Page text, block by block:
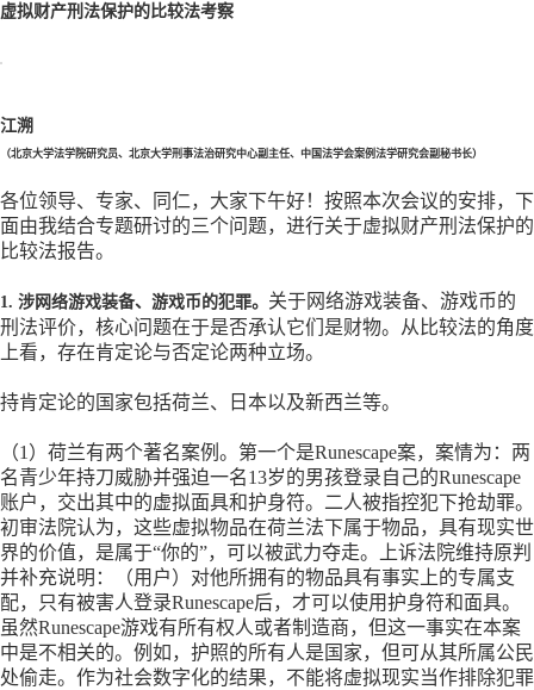
虚拟财产刑法保护的比较法考察
江溯
（北京大学法学院研究员、北京大学刑事法治研究中心副主任、中国法学会案例法学研究会副秘书长）
各位领导、专家、同仁，大家下午好！按照本次会议的安排，下
面由我结合专题研讨的三个问题，进行关于虚拟财产刑法保护的
比较法报告。
1. 涉网络游戏装备、游戏币的犯罪。 关于网络游戏装备、游戏币的
刑法评价，核心问题在于是否承认它们是财物。从比较法的角度
上看，存在肯定论与否定论两种立场。
持肯定论的国家包括荷兰、日本以及新西兰等。
（1）荷兰有两个著名案例。第一个是Runescape案，案情为：两
名青少年持刀威胁并强迫一名13岁的男孩登录自己的Runescape
账户，交出其中的虚拟面具和护身符。二人被指控犯下抢劫罪。
初审法院认为，这些虚拟物品在荷兰法下属于物品，具有现实世
界的价值，是属于“你的”，可以被武力夺走。上诉法院维持原判
并补充说明：（用户）对他所拥有的物品具有事实上的专属支
配，只有被害人登录Runescape后，才可以使用护身符和面具。
虽然Runescape游戏有所有权人或者制造商，但这一事实在本案
中是不相关的。例如，护照的所有人是国家，但可从其所属公民
处偷走。作为社会数字化的结果，不能将虚拟现实当作排除犯罪